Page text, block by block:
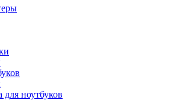
для ноутбуков